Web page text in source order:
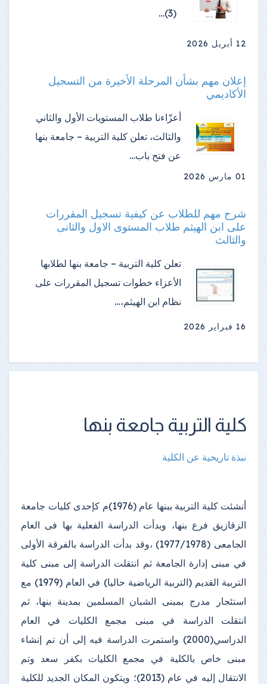
(3)…
12 أبريل 2026
إعلان مهم بشأن المرحلة الأخيرة من التسجيل
الأكاديمي
أعزّاءنا طلاب المستويات الأول والثاني
والثالث، تعلن كلية التربية – جامعة بنها
عن فتح باب…
01 مارس 2026
شرح مهم للطلاب عن كيفية تسجيل المقررات
على ابن الهيثم طلاب المستوى الاول والثانى
والثالث
تعلن كلية التربية – جامعة بنها لطلابها
الأعزاء خطوات تسجيل المقررات على
نظام ابن الهيثم،…
16 فبراير 2026
كلية التربية جامعة بنها
نبذة تاريخية عن الكلية
أنشئت كلية التربية ببنها عام (1976)م كإحدى كليات جامعة
الزقازيق فرع بنها، وبدأت الدراسة الفعلية بها فى العام
الجامعى (1977/1978) ،وقد بدأت الدراسة بالفرقة الأولى
في مبنى إدارة الجامعة ثم انتقلت الدراسة إلى مبنى كلية
التربية القديم (التربية الرياضية حاليا) في العام (1979) مع
استئجار مدرج بمبنى الشبان المسلمين بمدينة بنها، ثم
انتقلت الدراسة في مبنى مجمع الكليات في العام
الدراسي(2000) واستمرت الدراسة فيه إلى أن تم إنشاء
مبنى خاص بالكلية في مجمع الكليات بكفر سعد وتم
الانتقال إليه في عام (2013)؛ ويتكون المكان الجديد للكلية